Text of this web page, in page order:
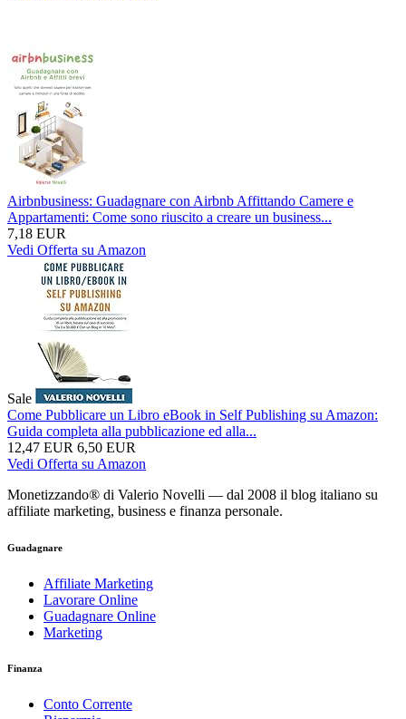
Airbnbusiness: Guadagnare con Airbnb Affittando Camere e
Appartamenti: Come sono riuscito a creare un business...
7,18 EUR
Vedi Offerta su Amazon
Sale
Come Pubblicare un Libro eBook in Self Publishing su Amazon:
Guida completa alla pubblicazione ed alla...
12,47 EUR 6,50 EUR
Vedi Offerta su Amazon
Monetizzando® di Valerio Novelli — dal 2008 il blog italiano su
affiliate marketing, business e finanza personale.
Guadagnare
Affiliate Marketing
Lavorare Online
Guadagnare Online
Marketing
Finanza
Conto Corrente